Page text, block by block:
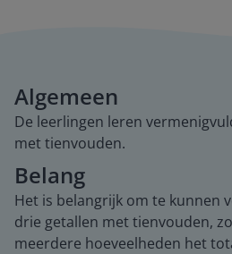
Algemeen
De leerlingen leren
met tienvouden.
Belang
Het is belangrijk om te kunnen
drie getallen met tienvouden,
meerdere hoeveelheden het